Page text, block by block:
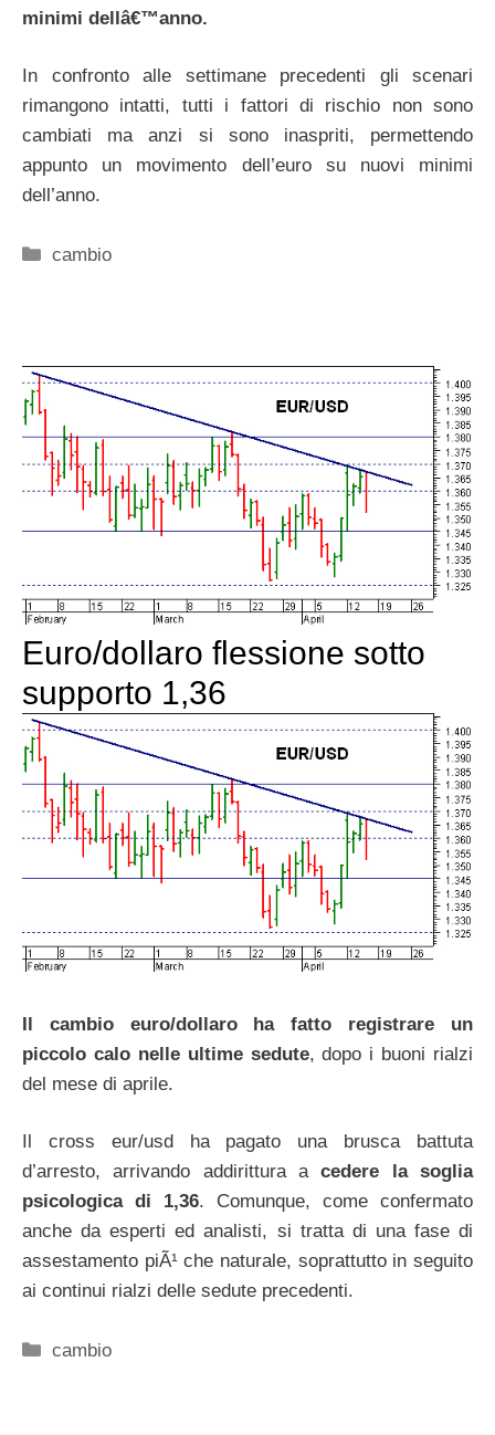
minimi dellâ€™anno.
In confronto alle settimane precedenti gli scenari
rimangono intatti, tutti i fattori di rischio non sono
cambiati ma anzi si sono inaspriti, permettendo
appunto un movimento dell’euro su nuovi minimi
dell’anno.
Categorie
cambio
Euro/dollaro flessione sotto
supporto 1,36
Il cambio euro/dollaro ha fatto registrare un
piccolo calo nelle ultime sedute, dopo i buoni rialzi
del mese di aprile.
Il cross eur/usd ha pagato una brusca battuta
d’arresto, arrivando addirittura acedere la soglia
psicologica di 1,36. Comunque, come confermato
anche da esperti ed analisti, si tratta di una fase di
assestamento piÃ¹ che naturale, soprattutto in seguito
ai continui rialzi delle sedute precedenti.
Categorie
cambio